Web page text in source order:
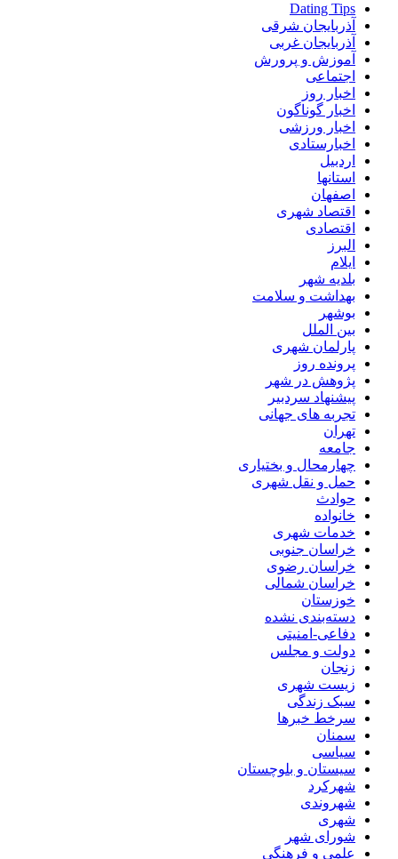
Dating Tips
آذربایجان شرقی
آذربایجان غربی
آموزش و پرورش
اجتماعی
اخبار روز
اخبار گوناگون
اخبار ورزشی
اخبارستادی
اردبیل
استانها
اصفهان
اقتصاد شهری
اقتصادی
البرز
ایلام
بلدیه شهر
بهداشت و سلامت
بوشهر
بین الملل
پارلمان شهری
پرونده روز
پژوهش در شهر
پیشنهاد سردبیر
تجربه های جهانی
تهران
جامعه
چهارمحال و بختیاری
حمل و نقل شهری
حوادث
خانواده
خدمات شهری
خراسان جنوبی
خراسان رضوی
خراسان شمالی
خوزستان
دسته‌بندی نشده
دفاعی-امنیتی
دولت و مجلس
زنجان
زیست شهری
سبک زندگی
سرخط خبرها
سمنان
سیاسی
سیستان و بلوچستان
شهرکرد
شهروندی
شهری
شورای شهر
علمی و فرهنگی